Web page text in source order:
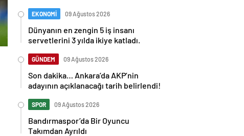
EKONOMİ 09 Ağustos 2026
Dünyanın en zengin 5 iş insanı
servetlerini 3 yılda ikiye katladı.
GÜNDEM 09 Ağustos 2026
Son dakika… Ankara’da AKP’nin
adayının açıklanacağı tarih belirlendi!
SPOR 09 Ağustos 2026
Bandırmaspor’da Bir Oyuncu
Takımdan Ayrıldı